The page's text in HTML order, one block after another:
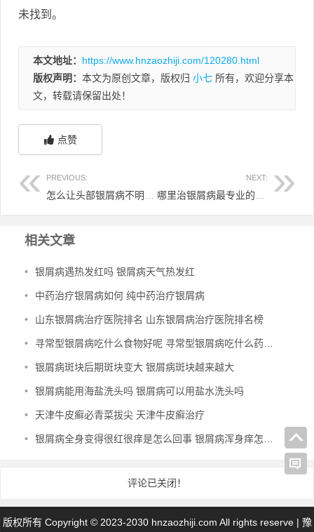
未找到。
本文地址： https://www.hnzaozhiji.com/120280.html
版权声明： 本文为原创文章，版权归 小七 所有，欢迎分享本
文，转载请保留出处！
点赞
PREVIOUS: NEXT:
相关文章
• 银屑病遇热发红吗 银屑病天气热发红
• 中药治疗银屑病如何 纯中药治疗银屑病
• 山东银屑病治疗医院排名 山东银屑病治疗医院排名榜
• 寻常型银屑病吃什么食物好呢 寻常型银屑病吃什么药效果好
• 银屑病斑块后期斑块变大 银屑病斑块越来越大
• 银屑病能用海盐洗头吗 银屑病可以用盐水洗头吗
• 天津牛皮癣必青菜拔尖 天津牛皮癣治疗
• 银屑病全身变得很红很痒是怎么回事 银屑病浑身痒怎么办
评论已关闭！
版权所有 Copyright © 2023-2030 hnzaozhiji.com All rights reserve | 豫